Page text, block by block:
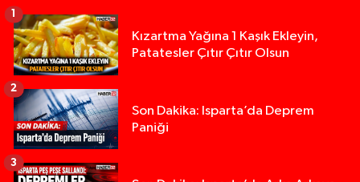
Kızartma Yağına 1 Kaşık Ekleyin,
Patatesler Çıtır Çıtır Olsun
1
Son Dakika: Isparta’da Deprem
Paniği
2
3